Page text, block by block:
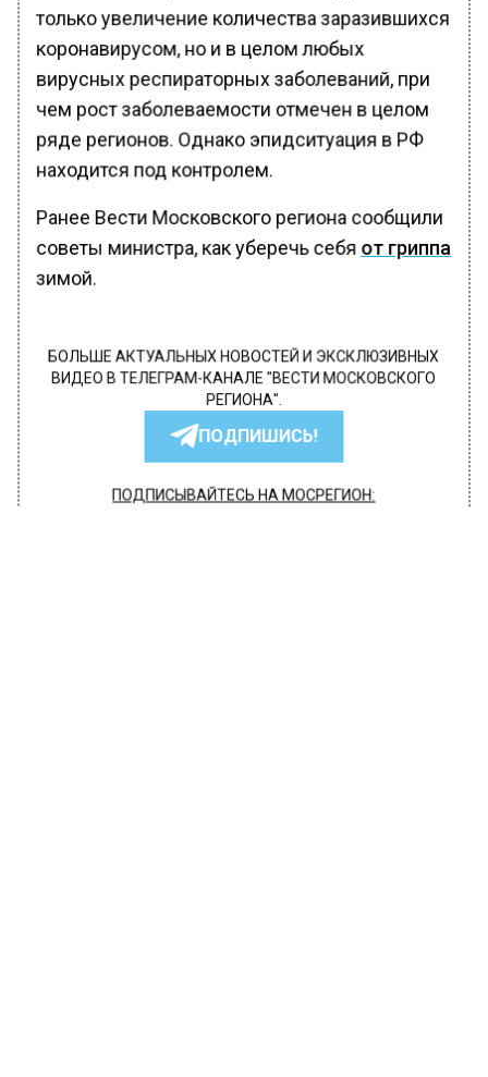
только увеличение количества заразившихся
коронавирусом, но и в целом любых
вирусных респираторных заболеваний, при
чем рост заболеваемости отмечен в целом
ряде регионов. Однако эпидситуация в РФ
находится под контролем.
Ранее Вести Московского региона сообщили
советы министра, как уберечь себя от гриппа
зимой.
БОЛЬШЕ АКТУАЛЬНЫХ НОВОСТЕЙ И ЭКСКЛЮЗИВНЫХ
ВИДЕО В ТЕЛЕГРАМ-КАНАЛЕ "ВЕСТИ МОСКОВСКОГО
РЕГИОНА".
ПОДПИШИСЬ!
ПОДПИСЫВАЙТЕСЬ НА МОСРЕГИОН: